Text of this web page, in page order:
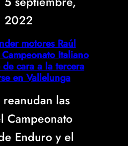
2022
motores Raúl
Italiano
cara a la tercera
en Vallelunga
reanudan las
Campeonato
Enduro y el